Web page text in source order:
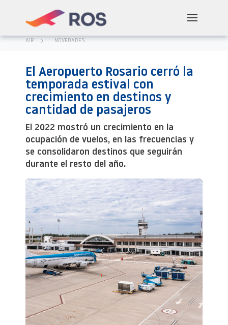
AIR NOVEDADES
El Aeropuerto Rosario cerró la
temporada estival con
crecimiento en destinos y
cantidad de pasajeros
El 2022 mostró un crecimiento en la
ocupación de vuelos, en las frecuencias y
se consolidaron destinos que seguirán
durante el resto del año.